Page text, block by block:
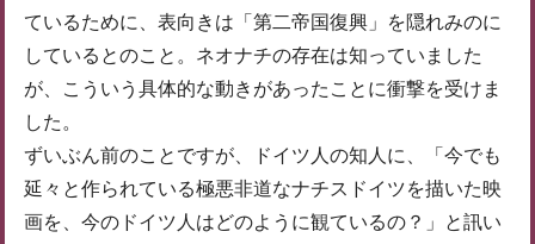
ているために、表向きは「第二帝国復興」を隠れみのに
しているとのこと。ネオナチの存在は知っていました
が、こういう具体的な動きがあったことに衝撃を受けま
した。
ずいぶん前のことですが、ドイツ人の知人に、「今でも
延々と作られている極悪非道なナチスドイツを描いた映
画を、今のドイツ人はどのように観ているの？」と訊い